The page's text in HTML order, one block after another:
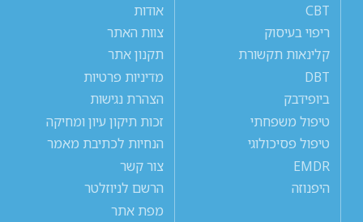
CBT
ריפוי בעיסוק
קלינאות תקשורת
DBT
ביופידבק
טיפול משפחתי
טיפול פסיכולוגי
EMDR
היפנוזה
אודות
צוות האתר
תקנון אתר
מדיניות פרטיות
הצהרת נגישות
זכות תיקון עיון ומחיקה
הנחיות לכתיבת מאמר
צור קשר
הרשם לניוזלטר
מפת אתר